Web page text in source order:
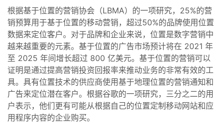
根据基于位置的营销协会（LBMA）的一项研究，25%的营
销预算用于基于位置的移动营销，超过50%的品牌使用位置
数据来定位客户。对于品牌和企业来说，位置是数字营销中
越来越重要的元素。基于位置的广告市场预计将在 2021 年
至 2025 年间增长超过 800 亿美元。基于位置的营销可以
证明是通过提高营销投资回报率来推动业务的非常有效的工
具。具有位置技术的供应商使用基于地理位置的营销通知和
广告来定位潜在客户。根据谷歌的一项研究，三分之二的用
户表示，他们更有可能从根据自己的位置定制移动网站和应
用程序内容的企业购买。